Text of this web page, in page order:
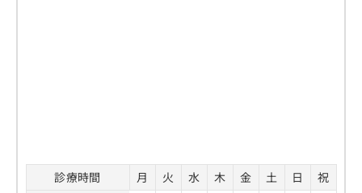
診療時間 月 火 水 木 金 土 日
祝